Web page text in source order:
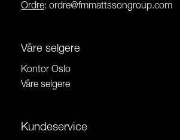
Ordre: ordre@fmmattssongroup.com
Våre selgere
Kontor Oslo
Våre selgere
Kundeservice